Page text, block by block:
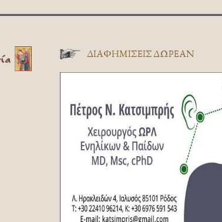
ΔΙΑΦΗΜΊΣΕΙΣ ΔΩΡΕΆΝ